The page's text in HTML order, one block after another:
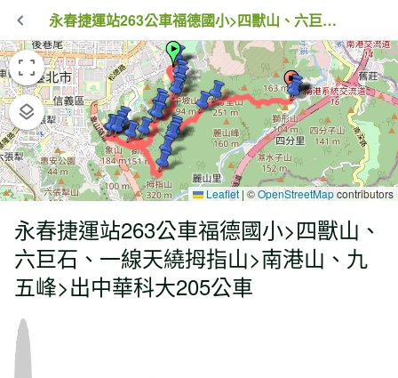
永春捷運站263公車福德國小>四獸山、六巨石、一線天繞拇指山>南港山、九五峰>出中華科大205公車
Leaflet | ©OpenStreetMapcontributors
永春捷運站263公車福德國小>四獸山、
六巨石、一線天繞拇指山>南港山、九
五峰>出中華科大205公車